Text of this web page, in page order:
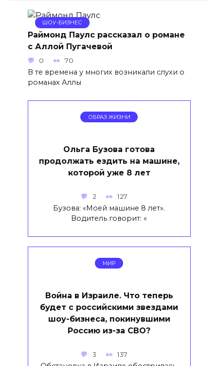
ШОУ-БИЗНЕС
Раймонд Паулс рассказал о романе
с Аллой Пугачевой
0 70
В те времена у многих возникали слухи о
романах Аллы
ОБРАЗ ЖИЗНИ
Ольга Бузова готова
продолжать ездить на машине,
которой уже 8 лет
2 127
Бузова: «Моей машине 8 лет».
Водитель говорит: «
МИР
Война в Израиле. Что теперь
будет с российскими звездами
шоу-бизнеса, покинувшими
Россию из-за СВО?
3 137